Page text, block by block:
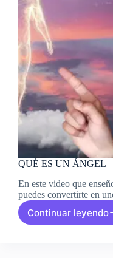
QUÉ ES UN ÁNGEL
En este video que
puedes convertirte en
Continuar leyendo
QUÉ